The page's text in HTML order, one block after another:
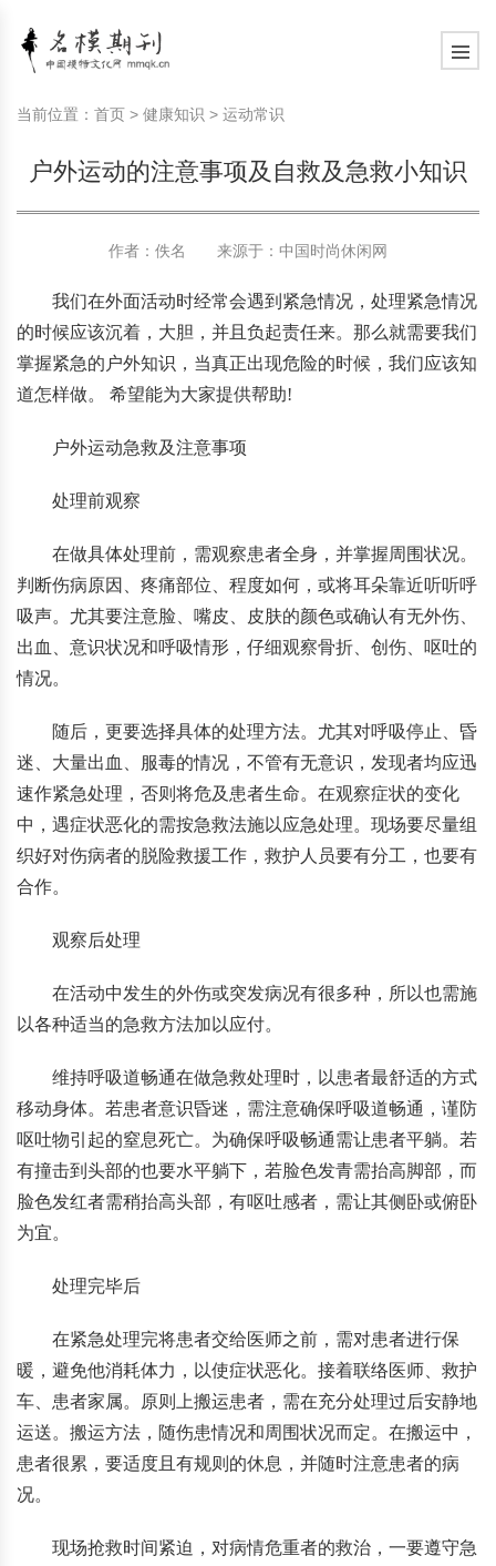
美容护肤知识
美容护肤知识
当前位置： 首页 > 健康知识 > 运动常识
户外运动的注意事项及自救及急救小知识
作者：佚名 来源于： 中国时尚休闲网
我们在外面活动时经常会遇到紧急情况，处理紧急情况
的时候应该沉着，大胆，并且负起责任来。那么就需要我们
掌握紧急的户外知识，当真正出现危险的时候，我们应该知
道怎样做。 希望能为大家提供帮助!
户外运动急救及注意事项
处理前观察
在做具体处理前，需观察患者全身，并掌握周围状况。
判断伤病原因、疼痛部位、程度如何，或将耳朵靠近听听呼
吸声。尤其要注意脸、嘴皮、皮肤的颜色或确认有无外伤、
出血、意识状况和呼吸情形，仔细观察骨折、创伤、呕吐的
情况。
随后，更要选择具体的处理方法。尤其对呼吸停止、昏
迷、大量出血、服毒的情况，不管有无意识，发现者均应迅
速作紧急处理，否则将危及患者生命。在观察症状的变化
中，遇症状恶化的需按急救法施以应急处理。现场要尽量组
织好对伤病者的脱险救援工作，救护人员要有分工，也要有
合作。
观察后处理
在活动中发生的外伤或突发病况有很多种，所以也需施
以各种适当的急救方法加以应付。
维持呼吸道畅通在做急救处理时，以患者最舒适的方式
移动身体。若患者意识昏迷，需注意确保呼吸道畅通，谨防
呕吐物引起的窒息死亡。为确保呼吸畅通需让患者平躺。若
有撞击到头部的也要水平躺下，若脸色发青需抬高脚部，而
脸色发红者需稍抬高头部，有呕吐感者，需让其侧卧或俯卧
为宜。
处理完毕后
在紧急处理完将患者交给医师之前，需对患者进行保
暖，避免他消耗体力，以使症状恶化。接着联络医师、救护
车、患者家属。原则上搬运患者，需在充分处理过后安静地
运送。搬运方法，随伤患情况和周围状况而定。在搬运中，
患者很累，要适度且有规则的休息，并随时注意患者的病
况。
现场抢救时间紧迫，对病情危重者的救治，一要遵守急